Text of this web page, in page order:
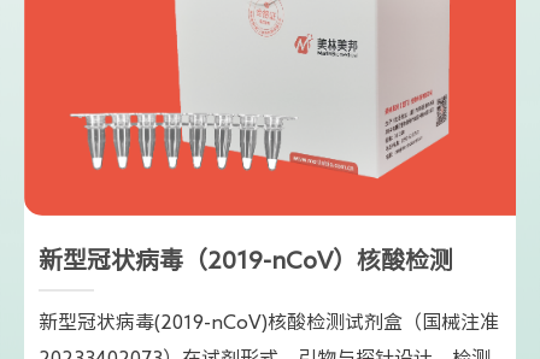
新型冠状病毒（2019-nCoV）核酸检测
新型冠状病毒(2019-nCoV)核酸检测试剂盒（国械注准